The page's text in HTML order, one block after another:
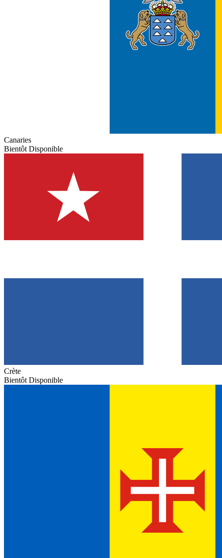
Canaries
Bientôt Disponible
Crète
Bientôt Disponible